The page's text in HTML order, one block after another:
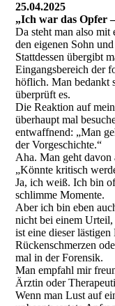
25.04.2025
„Ich war das Opfer
Da steht man also mit
den eigenen Sohn
Stattdessen übergibt
Eingangsbereich der
höflich. Man bedankt
überprüft es.
Die Reaktion auf
überhaupt mal
entwaffnend: „Man
der Vorgeschichte.“
Aha. Man geht davon
„Könnte kritisch
Ja, ich weiß. Ich bin
schlimme Momente.
Aber ich bin eben
nicht bei einem Urteil,
ist eine dieser
Rückenschmerzen
mal in der Forensik.
Man empfahl mir
Ärztin oder
Wenn man Lust auf